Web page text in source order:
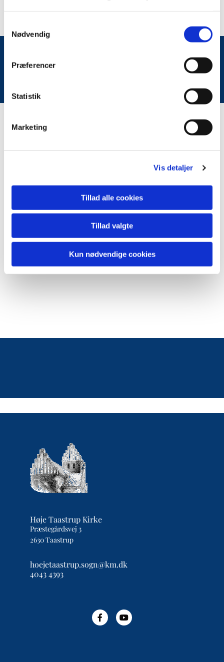
Nødvendig
Præferencer
Statistik
Marketing
Vis detaljer
Tillad alle cookies
Tillad valgte
Kun nødvendige cookies
Du vil måske også kunne lide...
Høje Taastrup Kirke
Præstegårdsvej 3
2630 Taastrup
hoejetaastrup.sogn@km.dk
4043 4393